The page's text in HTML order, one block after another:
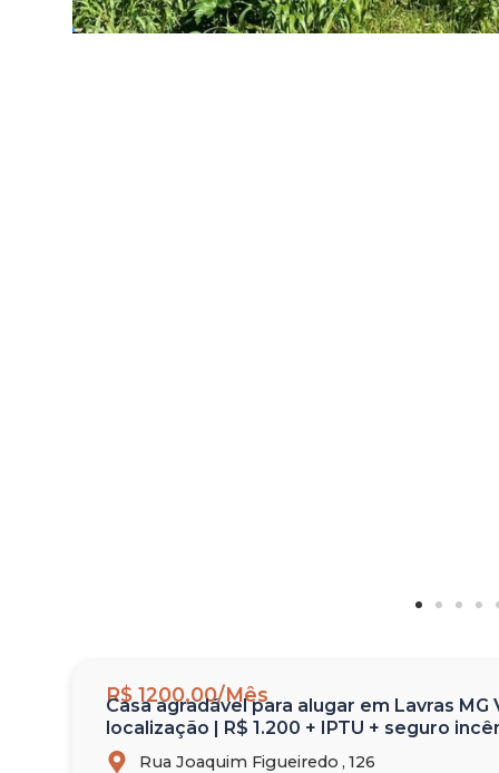
R$ 1200,00/Mês
Casa agradável para alugar em Lavras
localização | R$ 1.200 + IPTU + seguro
Rua Joaquim Figueiredo , 126